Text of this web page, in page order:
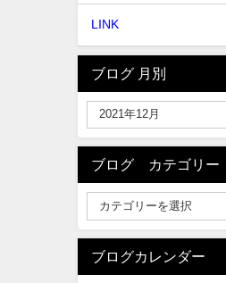
LINK
ブログ 月別
ブログ カテゴリー
ブログカレンダー